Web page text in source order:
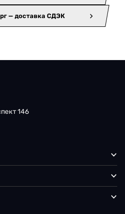
— доставка СДЭК
146